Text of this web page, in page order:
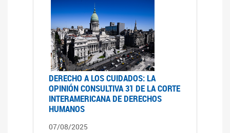
DERECHO A LOS CUIDADOS: LA
OPINIÓN CONSULTIVA 31 DE LA CORTE
INTERAMERICANA DE DERECHOS
HUMANOS
07/08/2025